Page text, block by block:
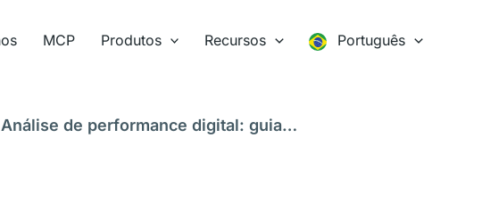
MCP Produtos Recursos Português
Análise de performance digital: guia